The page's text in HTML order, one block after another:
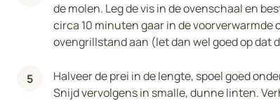
de molen. Leg de vis in de ovenschaal en
circa 10 minuten gaar in de
ovengrillstand aan (let dan wel goed op dat
Halveer de prei in de lengte, spoel goed
Snijd vervolgens in smalle, dunne linten.